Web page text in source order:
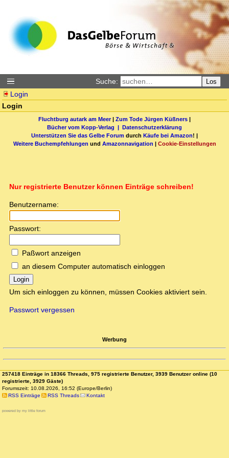
Suche: Los
Login
Login
Fluchtburg autark am Meer| Zum Tode Jürgen Küßners |
Bücher vom Kopp-Verlag | Datenschutzerklärung
Unterstützen Sie das Gelbe Forum durch Käufe bei Amazon! |
Weitere Buchempfehlungen und Amazonnavigation | Cookie-Einstellungen
Nur registrierte Benutzer können Einträge schreiben!
Benutzername:
Passwort:
Paßwort anzeigen
an diesem Computer automatisch einloggen
Login
Um sich einloggen zu können, müssen Cookies aktiviert sein.
Passwort vergessen
Werbung
257418 Einträge in 18366 Threads, 975 registrierte Benutzer, 3939 Benutzer online (10
registrierte, 3929 Gäste)
Forumszeit: 10.08.2026, 16:52 (Europe/Berlin)
RSS Einträge
RSS Threads Kontakt
powered by my little forum